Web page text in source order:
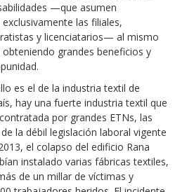
—que asumen
las filiales,
y licenciatarios— al mismo
grandes beneficios y
es el de la industria textil de
hay una fuerte industria textil que
por grandes ETNs, las
la débil legislación laboral vigente
el colapso del edificio Rana
instalado varias fábricas textiles,
de un millar de víctimas y